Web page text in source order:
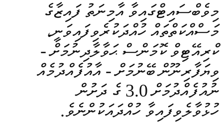
މިވެބްސައިޓްގައިވާ އާމިނަތު ފައިޒާގެ
މަސްއްކަތްތައް ހުއްދަކުރެވިފައިވަނީ،
ކްރިއޭޓިވް ކޮމަންސް ޙަވާލާދިނުމަށް -
ވިޔަފާރިނޫން ބޭނުމަށް - އާއުފެއްދުމެއް
ނުއުފެއްދުމަށް 3.0 ގެ ދަށުން
ހުޅުވާލެވިފައިވާ ހުއްދައަކުންނެވެ.